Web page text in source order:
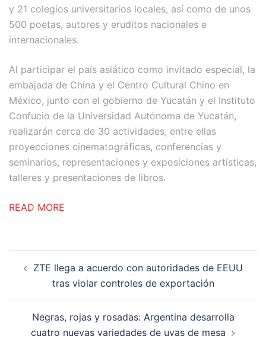
y 21 colegios universitarios locales, así como de unos
500 poetas, autores y eruditos nacionales e
internacionales.
Al participar el país asiático como invitado especial, la
embajada de China y el Centro Cultural Chino en
México, junto con el gobierno de Yucatán y el Instituto
Confucio de la Universidad Autónoma de Yucatán,
realizarán cerca de 30 actividades, entre ellas
proyecciones cinematográficas, conferencias y
seminarios, representaciones y exposiciones artísticas,
talleres y presentaciones de libros.
READ MORE
navigation
ZTE llega a acuerdo con autoridades de EEUU
tras violar controles de exportación
Negras, rojas y rosadas: Argentina desarrolla
cuatro nuevas variedades de uvas de mesa